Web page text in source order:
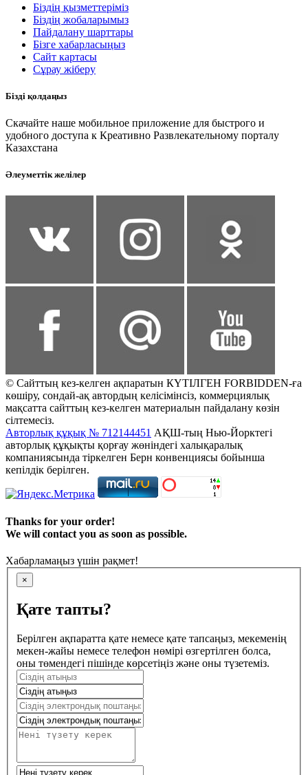
Біздің қызметтеріміз
Біздің жобаларымыз
Пайдалану шарттары
Бізге хабарласыңыз
Сайт картасы
Сұрау жіберу
Бізді қолдаңыз
Скачайте наше мобильное приложение для быстрого и
удобного доступа к Креативно Развлекательному порталу
Казахстана
Әлеуметтік желілер
© Сайттың кез-келген ақпаратын КҮТІЛГЕН FORBIDDEN-ға
көшіру, сондай-ақ автордың келісімінсіз, коммерциялық
мақсатта сайттың кез-келген материалын пайдалану көзін
сілтемесіз.
Авторлық құқық № 712144451 АҚШ-тың Нью-Йорктегі
авторлық құқықты қорғау жөніндегі халықаралық
компаниясында тіркелген Берн конвенциясы бойынша
кепілдік берілген.
Thanks for your order!
We will contact you as soon as possible.
Хабарламаңыз үшін рақмет!
×
Қате тапты?
Берілген ақпаратта қате немесе қате тапсаңыз, мекеменің
мекен-жайы немесе телефон нөмірі өзгертілген болса,
оны төмендегі пішінде көрсетіңіз және оны түзетеміз.